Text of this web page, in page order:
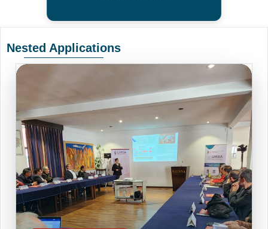
Nested Applications